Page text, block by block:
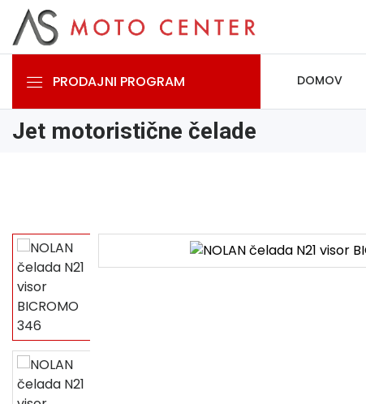
PRODAJNI PROGRAM DOMOV
Jet motoristične čelade